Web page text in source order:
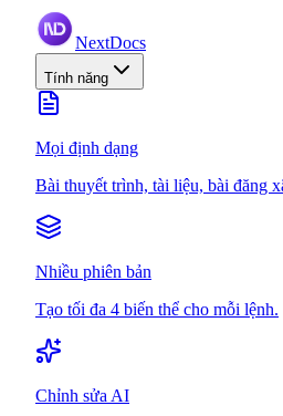
NextDocs
Tính năng
Mọi định dạng
Bài thuyết trình, tài liệu, bài đăng
Nhiều phiên bản
Tạo tối đa 4 biến thể cho mỗi lệnh.
Chỉnh sửa AI